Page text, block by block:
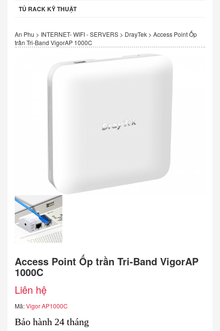
TỦ RACK KỸ THUẬT
An Phu > INTERNET- WIFI - SERVERS > DrayTek > Access Point Ốp
trần Tri-Band VigorAP 1000C
Access Point Ốp trần Tri-Band VigorAP
1000C
Liên hệ
Mã:Vigor AP1000C
Bảo hành 24 tháng